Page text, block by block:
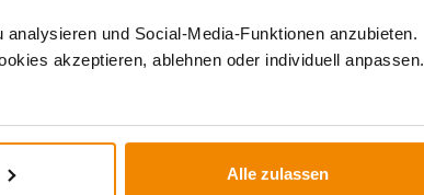
und Social-Media-Funktionen anzubieten.
akzeptieren, ablehnen oder individuell anpassen.
Alle zulassen